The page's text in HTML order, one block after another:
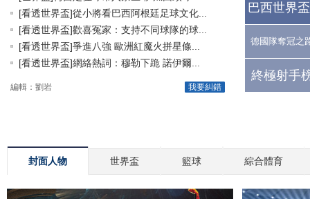
[看透世界盃]從小將看巴西阿根廷足球文化...
[看透世界盃]歡喜冤家：支持不同球隊的球...
[看透世界盃]爭進八強 歐洲紅魔火拼星條...
[看透世界盃]網絡熱詞：穆勒下跪 諾伊爾...
我要糾錯
編輯：劉岩
巴西世界
德國隊奪冠之
終極射手
封面人物 世界盃 籃球 綜合體育